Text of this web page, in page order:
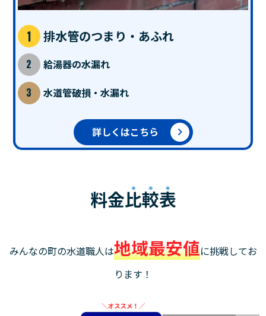
排水管のつまり・あふれ
給湯器の水漏れ
水道管破損・水漏れ
詳しくはこちら
料金比較表
みんなの町の水道職人は地域最安値に挑戦してお
ります！